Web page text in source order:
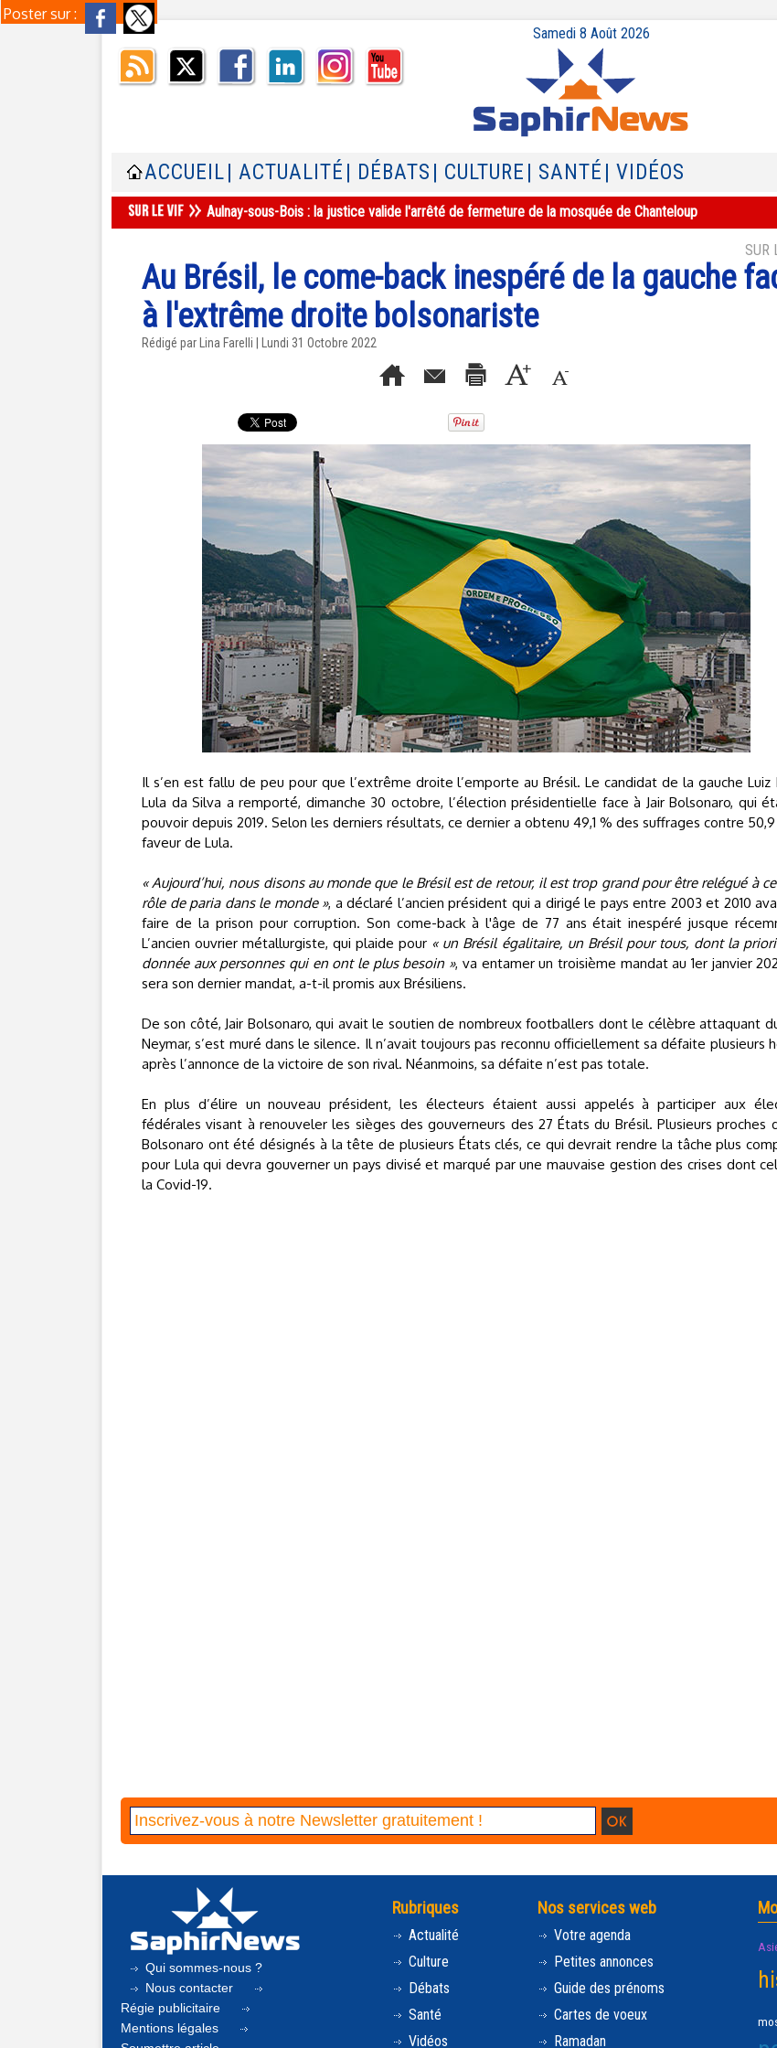
Poster sur :
Samedi 8 Août 2026
ACCUEIL | ACTUALITÉ | DÉBATS | CULTURE | SANTÉ | VIDÉOS
Aulnay-sous-Bois : la justice valide l'arrêté de fermeture de la mosquée de Chanteloup
SUR
Au Brésil, le come-back inespéré de la gauche
à l'extrême droite bolsonariste
Rédigé par Lina Farelli | Lundi 31 Octobre 2022
Il s’en est fallu de peu pour que l’extrême droite l’emporte au Brésil. Le candidat de la gauche Luiz
Lula da Silva a remporté, dimanche 30 octobre, l’élection présidentielle face à Jair Bolsonaro, qui
pouvoir depuis 2019. Selon les derniers résultats, ce dernier a obtenu 49,1 % des suffrages contre
faveur de Lula.
« Aujourd’hui, nous disons au monde que le Brésil est de retour, il est trop grand pour être relégué à
rôle de paria dans le monde », a déclaré l’ancien président qui a dirigé le pays entre 2003 et 2010
faire de la prison pour corruption. Son come-back à l'âge de 77 ans était inespéré jusque
L’ancien ouvrier métallurgiste, qui plaide pour « un Brésil égalitaire, un Brésil pour tous, dont la
donnée aux personnes qui en ont le plus besoin », va entamer un troisième mandat au 1er janvier
sera son dernier mandat, a-t-il promis aux Brésiliens.
De son côté, Jair Bolsonaro, qui avait le soutien de nombreux footballers dont le célèbre attaquant
Neymar, s’est muré dans le silence. Il n’avait toujours pas reconnu officiellement sa défaite plusieurs
après l’annonce de la victoire de son rival. Néanmoins, sa défaite n’est pas totale.
En plus d’élire un nouveau président, les électeurs étaient aussi appelés à participer aux
fédérales visant à renouveler les sièges des gouverneurs des 27 États du Brésil. Plusieurs proches
Bolsonaro ont été désignés à la tête de plusieurs États clés, ce qui devrait rendre la tâche plus
pour Lula qui devra gouverner un pays divisé et marqué par une mauvaise gestion des crises dont
la Covid-19.
Qui sommes-nous ?
Nous contacter
Régie publicitaire
Mentions légales
Rubriques
Actualité
Culture
Débats
Santé
Vidéos
Nos services web
Votre agenda
Petites annonces
Guide des prénoms
Cartes de voeux
Ramadan